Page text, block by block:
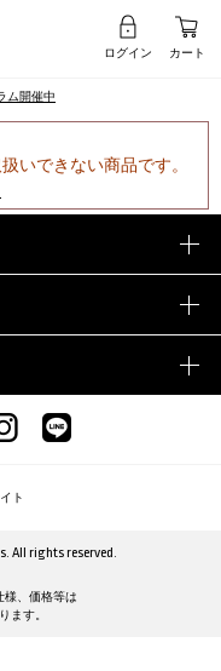
ログイン カート
ム開催中
いできない商品です。
ト
All rights reserved.
様、価格等は
ます。